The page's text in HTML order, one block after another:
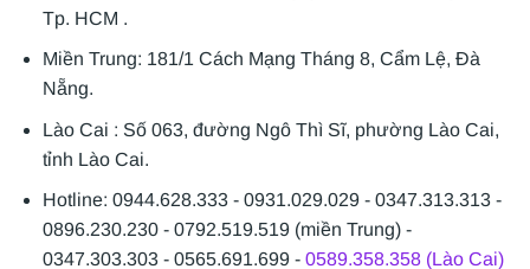
Tp. HCM .
Miền Trung: 181/1 Cách Mạng Tháng 8, Cẩm Lệ, Đà
Nẵng.
Lào Cai : Số 063, đường Ngô Thì Sĩ, phường Lào Cai,
tỉnh Lào Cai.
Hotline: 0944.628.333 - 0931.029.029 - 0347.313.313 -
0896.230.230 - 0792.519.519 (miền Trung) -
0347.303.303 - 0565.691.699 - 0589.358.358 (Lào Cai)